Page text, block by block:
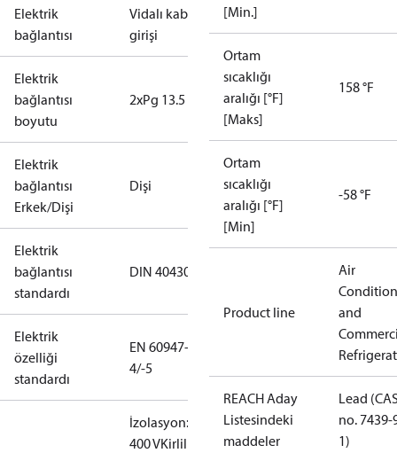
Elektrik
bağlantısı
Vidalı kablo
girişi
Elektrik
bağlantısı
boyutu
2xPg 13.5
Elektrik
bağlantısı
Erkek/Dişi
Dişi
Elektrik
bağlantısı
standardı
DIN 40430
Elektrik
özelliği
standardı
EN 60947-
4/-5
İzolasyon:
400 VKirlilik
[Min.]
Ortam
sıcaklığı
aralığı [°F]
[Maks]
158 °F
Ortam
sıcaklığı
aralığı [°F]
[Min]
-58 °F
Product line
Air
and
REACH Aday
Listesindeki
maddeler
Lead
no. 7439-
1)